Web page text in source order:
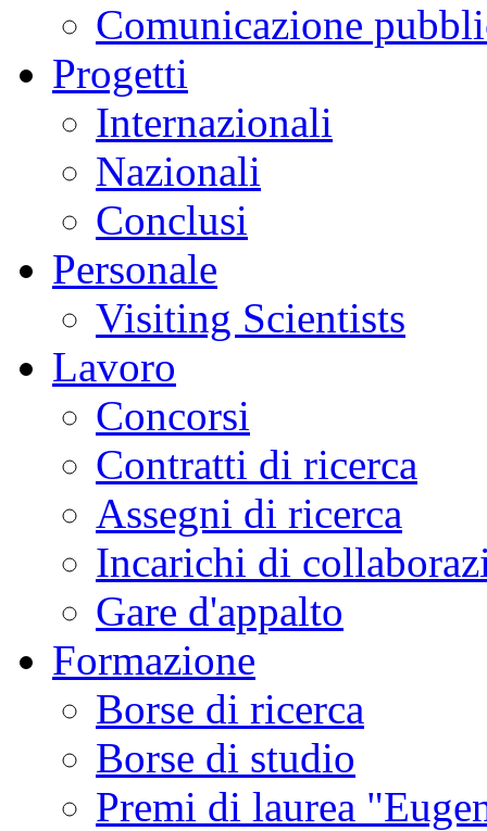
Comunicazione
Progetti
Internazionali
Nazionali
Conclusi
Personale
Visiting Scientists
Lavoro
Concorsi
Contratti di ricerca
Assegni di ricerca
Incarichi di
Gare d'appalto
Formazione
Borse di ricerca
Borse di studio
Premi di laurea